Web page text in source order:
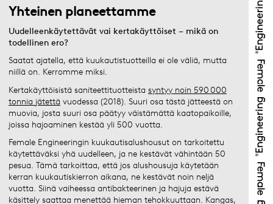
Yhteinen planeettamme
Uudelleenkäytettävät vai kertakäyttöiset – mikä on
todellinen ero?
Saatat ajatella, että kuukautistuotteilla ei ole väliä, mutta
niillä on. Kerromme miksi.
Kertakäyttöisistä saniteettituotteista syntyy noin 590 000
tonnia jätettä vuodessa (2018). Suuri osa tästä jätteestä on
muovia, josta suuri osa päätyy väistämättä kaatopaikoille,
joissa hajoaminen kestää yli 500 vuotta. ​
Female Engineeringin kuukautisalushousut on tarkoitettu
käytettäväksi yhä uudelleen, ja ne kestävät vähintään 50
pesua. Tämä tarkoittaa, että jos alushousuja käytetään
kerran kuukautiskierron aikana, ne kestävät noin neljä
vuotta. Siinä vaiheessa antibakteerinen ja hajuja estävä
käsittely saattaa menettää hieman tehokkuuttaan. Kangas,